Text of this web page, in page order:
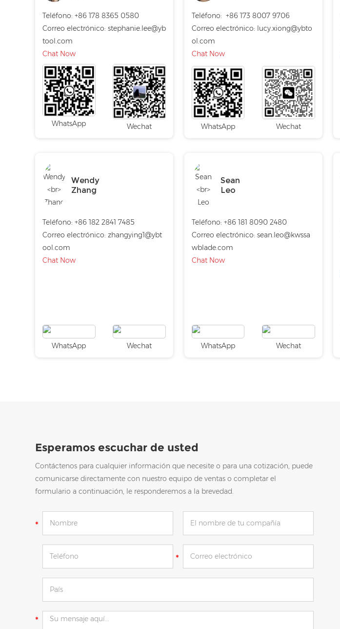
Teléfono: +86 178 8365 0580
Correo electrónico: stephanie.lee@yb
tool.com
Chat Now
WhatsApp Wechat
Teléfono: +86 173 8007 9706
Correo electrónico: lucy.xiong@ybto
ol.com
Chat Now
WhatsApp Wechat
Wendy
Zhang
Teléfono: +86 182 2841 7485
Correo electrónico: zhangying1@ybt
ool.com
Chat Now
WhatsApp Wechat
Sean
Leo
Teléfono: +86 181 8090 2480
Correo electrónico: sean.leo@kwssa
wblade.com
Chat Now
WhatsApp Wechat
Esperamos escuchar de usted
Contáctenos para cualquier información que necesite o para una cotización, puede
comunicarse directamente con nuestro equipo de ventas o completar el
formulario a continuación, le responderemos a la brevedad.